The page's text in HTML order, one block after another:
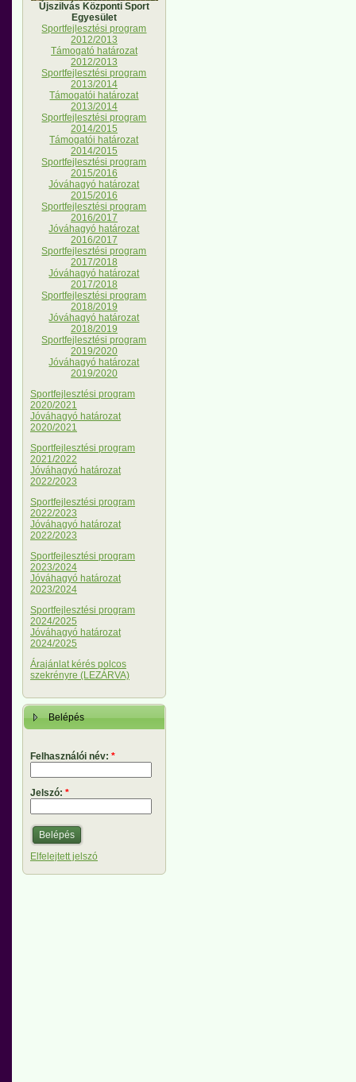
Újszilvás Központi Sport
Egyesület
Sportfejlesztési program
2012/2013
Támogató határozat
2012/2013
Sportfejlesztési program
2013/2014
Támogatói határozat
2013/2014
Sportfejlesztési program
2014/2015
Támogatói határozat
2014/2015
Sportfejlesztési program
2015/2016
Jóváhagyó határozat
2015/2016
Sportfejlesztési program
2016/2017
Jóváhagyó határozat
2016/2017
Sportfejlesztési program
2017/2018
Jóváhagyó határozat
2017/2018
Sportfejlesztési program
2018/2019
Jóváhagyó határozat
2018/2019
Sportfejlesztési program
2019/2020
Jóváhagyó határozat
2019/2020
Sportfejlesztési program
2020/2021
Jóváhagyó határozat
2020/2021
Sportfejlesztési program
2021/2022
Jóváhagyó határozat
2022/2023
Sportfejlesztési program
2022/2023
Jóváhagyó határozat
2022/2023
Sportfejlesztési program
2023/2024
Jóváhagyó határozat
2023/2024
Sportfejlesztési program
2024/2025
Jóváhagyó határozat
2024/2025
Árajánlat kérés polcos
szekrényre (LEZÁRVA)
Belépés
Felhasználói név: *
Jelszó: *
Elfelejtett jelszó